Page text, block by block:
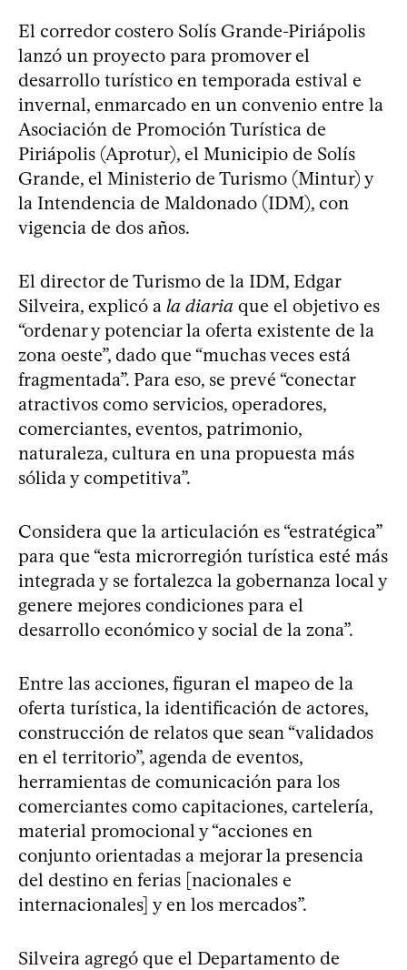
El corredor costero Solís Grande-Piriápolis
lanzó un proyecto para promover el
desarrollo turístico en temporada estival e
invernal, enmarcado en un convenio entre la
Asociación de Promoción Turística de
Piriápolis (Aprotur), el Municipio de Solís
Grande, el Ministerio de Turismo (Mintur) y
la Intendencia de Maldonado (IDM), con
vigencia de dos años.
El director de Turismo de la IDM, Edgar
Silveira, explicó a la diaria que el objetivo es
“ordenar y potenciar la oferta existente de la
zona oeste”, dado que “muchas veces está
fragmentada”. Para eso, se prevé “conectar
atractivos como servicios, operadores,
comerciantes, eventos, patrimonio,
naturaleza, cultura en una propuesta más
sólida y competitiva”.
Considera que la articulación es “estratégica”
para que “esta microrregión turística esté más
integrada y se fortalezca la gobernanza local y
genere mejores condiciones para el
desarrollo económico y social de la zona”.
Entre las acciones, figuran el mapeo de la
oferta turística, la identificación de actores,
construcción de relatos que sean “validados
en el territorio”, agenda de eventos,
herramientas de comunicación para los
comerciantes como capitaciones, cartelería,
material promocional y “acciones en
conjunto orientadas a mejorar la presencia
del destino en ferias [nacionales e
internacionales] y en los mercados”.
Silveira agregó que el Departamento de